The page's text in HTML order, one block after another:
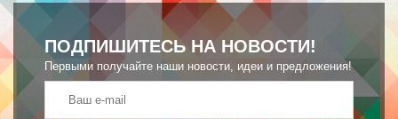
ПОДПИШИТЕСЬ НА НОВОСТИ!
Первыми получайте наши новости, идеи и предложения!